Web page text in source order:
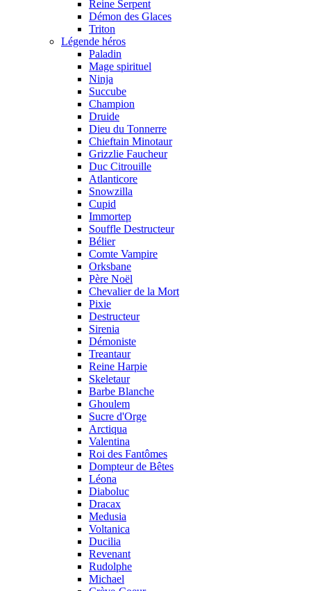
Reine Serpent
Démon des Glaces
Triton
Légende héros
Paladin
Mage spirituel
Ninja
Succube
Champion
Druide
Dieu du Tonnerre
Chieftain Minotaur
Grizzlie Faucheur
Duc Citrouille
Atlanticore
Snowzilla
Cupid
Immortep
Souffle Destructeur
Bélier
Comte Vampire
Orksbane
Père Noël
Chevalier de la Mort
Pixie
Destructeur
Sirenia
Démoniste
Treantaur
Reine Harpie
Skeletaur
Barbe Blanche
Ghoulem
Sucre d'Orge
Arctiqua
Valentina
Roi des Fantômes
Dompteur de Bêtes
Léona
Diaboluc
Dracax
Medusia
Voltanica
Ducilia
Revenant
Rudolphe
Michael